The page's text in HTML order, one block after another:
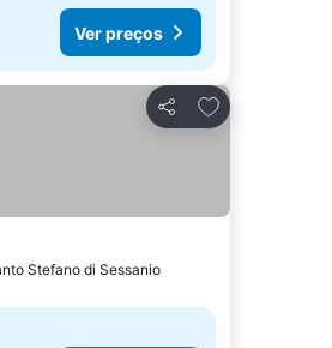
Ver preços
Partilhar
Adicionar aos
Stefano di Sessanio